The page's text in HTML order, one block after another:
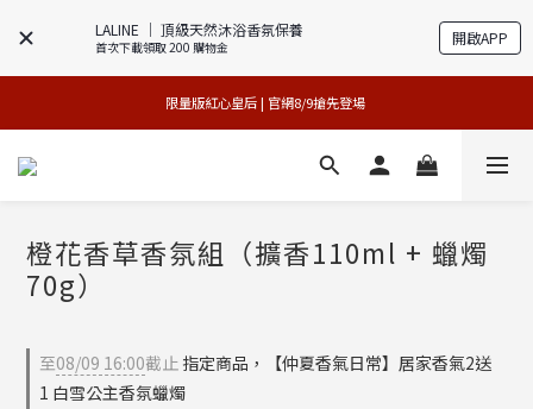
LALINE │ 頂級天然沐浴香氛保養
首次下載領取 200 購物金 開啟APP
買1送1特賣會 | 台中大遠百店 / 南紡店
專櫃加碼活動 | 尊寵指定系列2件88折
限量版紅心皇后 | 官網8/9搶先登場
買1送1特賣會 | 台中大遠百店 / 南紡店
橙花香草香氛組（擴香110ml + 蠟燭
70g）
至08/09 16:00截止 指定商品，【仲夏香氣日常】居家香氣2送
1 白雪公主香氛蠟燭